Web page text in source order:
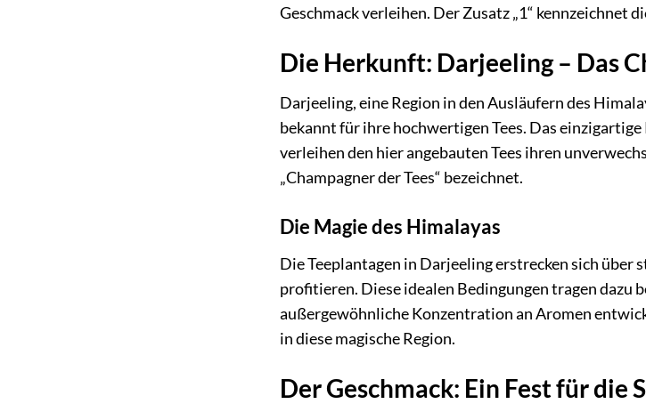
Geschmack verleihen. Der Zusatz „1“
Die Herkunft: Darjeeling – Das
Darjeeling, eine Region in den Ausläufern des
bekannt für ihre hochwertigen Tees. Das
verleihen den hier angebauten Tees ihren
„Champagner der Tees“ bezeichnet.
Die Magie des Himalayas
Die Teeplantagen in Darjeeling erstrecken sich über
profitieren. Diese idealen Bedingungen tragen dazu
außergewöhnliche Konzentration an Aromen
in diese magische Region.
Der Geschmack: Ein Fest für die